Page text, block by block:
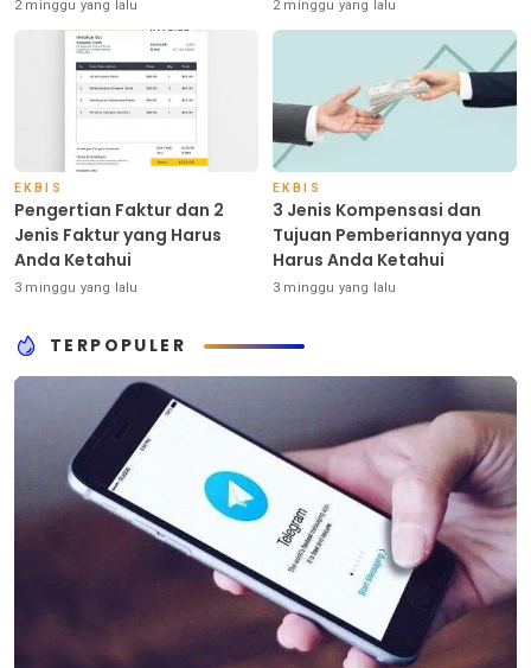
2 minggu yang lalu 2 minggu yang lalu
EKBIS
Pengertian Faktur dan 2
Jenis Faktur yang Harus
Anda Ketahui
3 minggu yang lalu
EKBIS
3 Jenis Kompensasi dan
Tujuan Pemberiannya yang
Harus Anda Ketahui
3 minggu yang lalu
TERPOPULER